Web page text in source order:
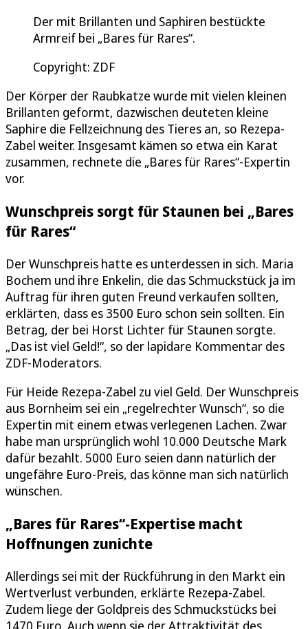
Der mit Brillanten und Saphiren bestückte
Armreif bei „Bares für Rares“.
Copyright: ZDF
Der Körper der Raubkatze wurde mit vielen kleinen
Brillanten geformt, dazwischen deuteten kleine
Saphire die Fellzeichnung des Tieres an, so Rezepa-
Zabel weiter. Insgesamt kämen so etwa ein Karat
zusammen, rechnete die „Bares für Rares“-Expertin
vor.
Wunschpreis sorgt für Staunen bei „Bares
für Rares“
Der Wunschpreis hatte es unterdessen in sich. Maria
Bochem und ihre Enkelin, die das Schmuckstück ja im
Auftrag für ihren guten Freund verkaufen sollten,
erklärten, dass es 3500 Euro schon sein sollten. Ein
Betrag, der bei Horst Lichter für Staunen sorgte.
„Das ist viel Geld!“, so der lapidare Kommentar des
ZDF-Moderators.
Für Heide Rezepa-Zabel zu viel Geld. Der Wunschpreis
aus Bornheim sei ein „regelrechter Wunsch“, so die
Expertin mit einem etwas verlegenen Lachen. Zwar
habe man ursprünglich wohl 10.000 Deutsche Mark
dafür bezahlt. 5000 Euro seien dann natürlich der
ungefähre Euro-Preis, das könne man sich natürlich
wünschen.
„Bares für Rares“-Expertise macht
Hoffnungen zunichte
Allerdings sei mit der Rückführung in den Markt ein
Wertverlust verbunden, erklärte Rezepa-Zabel.
Zudem liege der Goldpreis des Schmuckstücks bei
1470 Euro. Auch wenn sie der Attraktivität des